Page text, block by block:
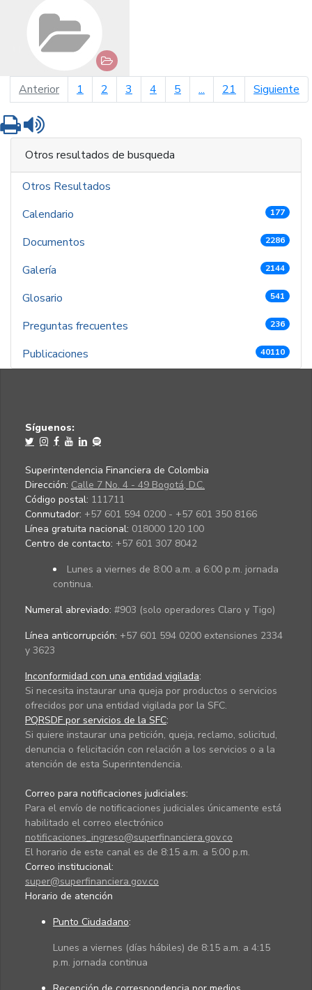
Anteriorpágina anterior
1 2 3 4 5 ... 21 Siguiente
Imprimir
Otros resultados de busqueda
Otros Resultados
Calendario
177
Documentos 2286
Galería 2144
Glosario 541
Preguntas frecuentes 236
Publicaciones 40110
Síguenos:
Superintendencia Financiera de Colombia
Dirección: Calle 7 No. 4 - 49 Bogotá, D.C.
Código postal: 111711
Conmutador: +57 601 594 0200 - +57 601 350 8166
Línea gratuita nacional: 018000 120 100
Centro de contacto: +57 601 307 8042
Lunes a viernes de 8:00 a.m. a 6:00 p.m. jornada
continua.
Numeral abreviado: #903 (solo operadores Claro y Tigo)
Línea anticorrupción: +57 601 594 0200 extensiones 2334
y 3623
Inconformidad con una entidad vigilada:
Si necesita instaurar una queja por productos o servicios
ofrecidos por una entidad vigilada por la SFC.
PQRSDF por servicios de la SFC:
Si quiere instaurar una petición, queja, reclamo, solicitud,
denuncia o felicitación con relación a los servicios o a la
atención de esta Superintendencia.
Correo para notificaciones judiciales:
Para el envío de notificaciones judiciales únicamente está
habilitado el correo electrónico
notificaciones_ingreso@superfinanciera.gov.co
El horario de este canal es de 8:15 a.m. a 5:00 p.m.
Correo institucional:
super@superfinanciera.gov.co
Horario de atención
Punto Ciudadano:
Lunes a viernes (días hábiles) de 8:15 a.m. a 4:15
p.m. jornada continua